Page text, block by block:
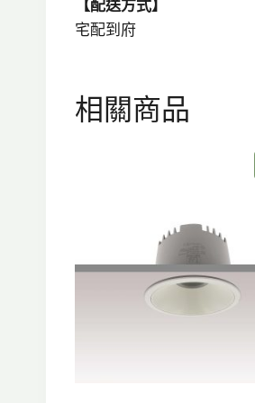
【配送方式】
宅配到府
相關商品